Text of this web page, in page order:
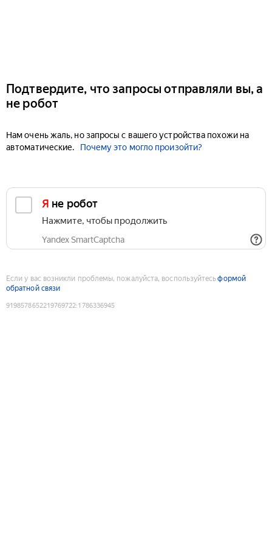
Подтвердите, что запросы отправляли вы, а
не робот
Нам очень жаль, но запросы с вашего устройства похожи на
автоматические.
Почему это могло произойти?
Я не робот
Нажмите, чтобы продолжить
Yandex SmartCaptcha
Если у вас возникли проблемы, пожалуйста, воспользуйтесьформой
обратной связи
9198578652219769722:1786336945